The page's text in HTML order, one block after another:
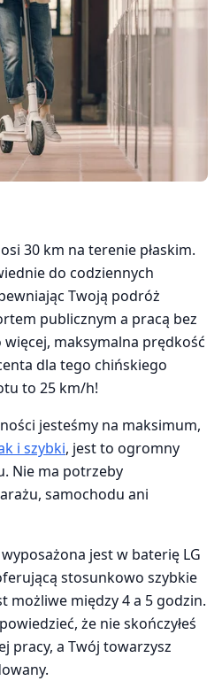
30 km na terenie płaskim.
do codziennych
Twoją podróż
publicznym a pracą bez
maksymalna prędkość
dla tego chińskiego
to 25 km/h!
jesteśmy na maksimum,
i szybki, jest to ogromny
Nie ma potrzeby
samochodu ani
jest w baterię LG
stosunkowo szybkie
możliwe między 4 a 5 godzin.
że nie skończyłeś
pracy, a Twój towarzysz